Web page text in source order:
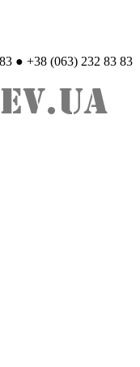
● +38 (063) 232 83 83